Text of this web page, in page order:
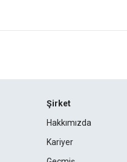
Şirket
Hakkımızda
Kariyer